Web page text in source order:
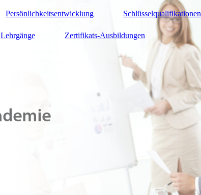
Persönlichkeitsentwicklung Schlüsselqualifikationen
Lehrgänge Zertifikats-Ausbildungen